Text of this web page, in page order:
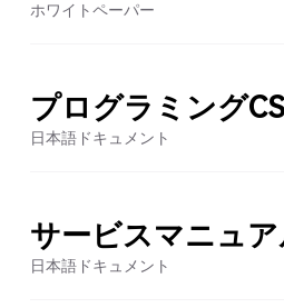
ホワイトペーパー
プログラミング
日本語ドキュメント
サービスマニュ
日本語ドキュメント